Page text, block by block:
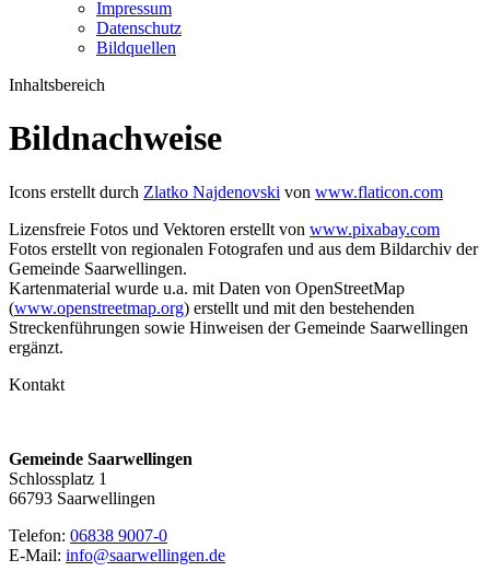
Impressum
Datenschutz
Bildquellen
Inhaltsbereich
Bildnachweise
Icons erstellt durch Zlatko Najdenovski von www.flaticon.com
Lizensfreie Fotos und Vektoren erstellt von www.pixabay.com
Fotos erstellt von regionalen Fotografen und aus dem Bildarchiv der
Gemeinde Saarwellingen.
Kartenmaterial wurde u.a. mit Daten von OpenStreetMap
(www.openstreetmap.org) erstellt und mit den bestehenden
Streckenführungen sowie Hinweisen der Gemeinde Saarwellingen
ergänzt.
Kontakt
Gemeinde Saarwellingen
Schlossplatz 1
66793 Saarwellingen
Telefon: 06838 9007-0
E-Mail: info@saarwellingen.de